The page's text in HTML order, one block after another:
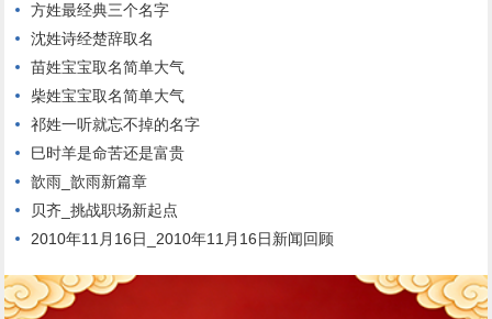
方姓最经典三个名字
沈姓诗经楚辞取名
苗姓宝宝取名简单大气
柴姓宝宝取名简单大气
祁姓一听就忘不掉的名字
巳时羊是命苦还是富贵
歆雨_歆雨新篇章
贝齐_挑战职场新起点
2010年11月16日_2010年11月16日新闻回顾